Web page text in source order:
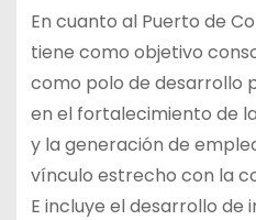
En cuanto al Puerto de
tiene como objetivo
como polo de desarrollo
en el fortalecimiento de
y la generación de
vínculo estrecho con la
E incluye el desarrollo